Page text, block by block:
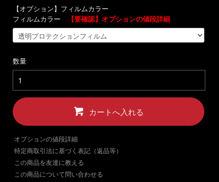
【オプション】フィルムカラー
フィルムカラー
【要確認】オプションの値段詳細
数量
カートへ入れる
オプションの値段詳細
特定商取引法に基づく表記（返品等）
この商品を友達に教える
この商品について問い合わせる